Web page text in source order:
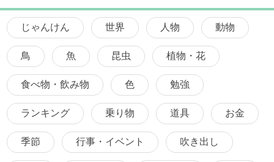
じゃんけん 世界 人物 動物
鳥 魚 昆虫 植物・花
食べ物・飲み物 色 勉強
ランキング 乗り物 道具 お金
季節 行事・イベント 吹き出し